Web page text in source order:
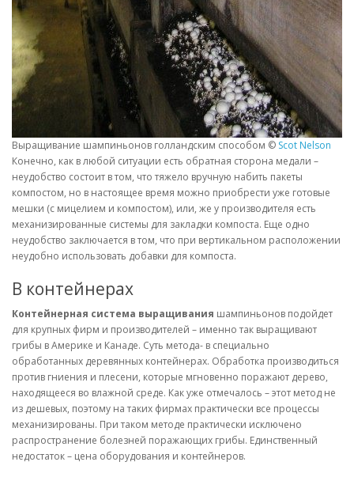
Выращивание шампиньонов голландским способом © Scot Nelson
Конечно, как в любой ситуации есть обратная сторона медали –
неудобство состоит в том, что тяжело вручную набить пакеты
компостом, но в настоящее время можно приобрести уже готовые
мешки (с мицелием и компостом), или, же у производителя есть
механизированные системы для закладки компоста. Еще одно
неудобство заключается в том, что при вертикальном расположении
неудобно использовать добавки для компоста.
В контейнерах
Контейнерная система выращивания шампиньонов подойдет
для крупных фирм и производителей – именно так выращивают
грибы в Америке и Канаде. Суть метода- в специально
обработанных деревянных контейнерах. Обработка производиться
против гниения и плесени, которые мгновенно поражают дерево,
находящееся во влажной среде. Как уже отмечалось – этот метод не
из дешевых, поэтому на таких фирмах практически все процессы
механизированы. При таком методе практически исключено
распространение болезней поражающих грибы. Единственный
недостаток – цена оборудования и контейнеров.